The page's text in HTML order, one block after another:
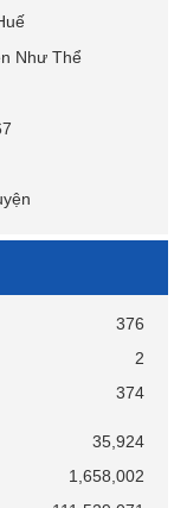
376
2
374
35,924
1,658,002